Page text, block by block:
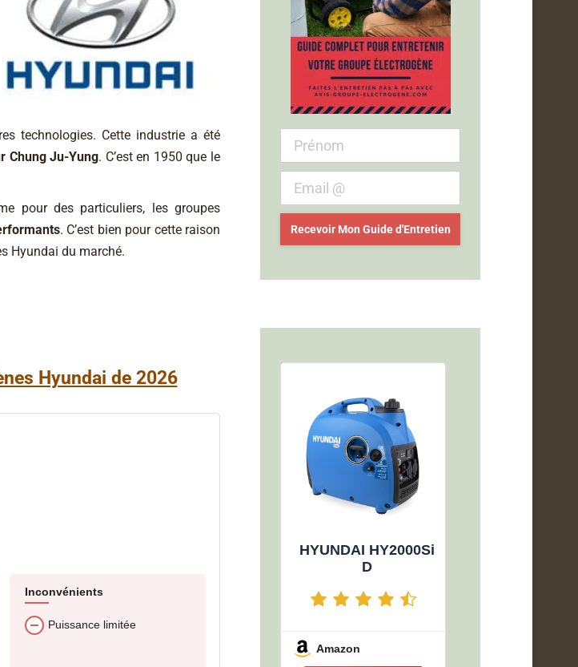
technologies. Cette industrie a été
Chung Ju-Yung. C’est en 1950 que le
pour des particuliers, les groupes
. C’est bien pour cette raison
Hyundai du marché.
Hyundai de 2026
Inconvénients
Puissance limitée
HYUNDAI HY2000Si
D
Amazon